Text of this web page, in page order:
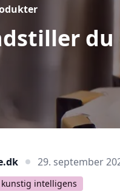
29. september
intelligens